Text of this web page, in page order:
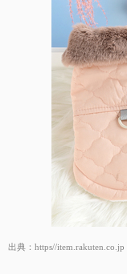
出典： https//item.rakuten.co.jp